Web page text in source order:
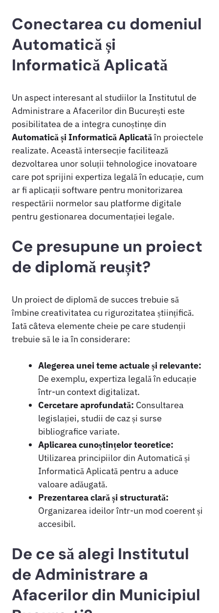
Conectarea cu domeniul
Automatică și
Informatică Aplicată
Un aspect interesant al studiilor la Institutul de
Administrare a Afacerilor din București este
posibilitatea de a integra cunoștințe din
Automatică și Informatică Aplicatăîn proiectele
realizate. Această intersecție facilitează
dezvoltarea unor soluții tehnologice inovatoare
care pot sprijini expertiza legală în educație, cum
ar fi aplicații software pentru monitorizarea
respectării normelor sau platforme digitale
pentru gestionarea documentației legale.
Ce presupune un proiect
de diplomă reușit?
Un proiect de diplomă de succes trebuie să
îmbine creativitatea cu rigurozitatea științifică.
Iată câteva elemente cheie pe care studenții
trebuie să le ia în considerare:
Alegerea unei teme actuale și relevante:
De exemplu, expertiza legală în educație
într-un context digitalizat.
Cercetare aprofundată: Consultarea
legislației, studii de caz și surse
bibliografice variate.
Aplicarea cunoștințelor teoretice:
Utilizarea principiilor din Automatică și
Informatică Aplicată pentru a aduce
valoare adăugată.
Prezentarea clară și structurată:
Organizarea ideilor într-un mod coerent și
accesibil.
De ce să alegi Institutul
de Administrare a
Afacerilor din Municipiul